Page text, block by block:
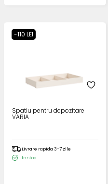
-110 LEI
Spatiu pentru depozitare
VARIA
Livrare rapida 3-7 zile
In stoc